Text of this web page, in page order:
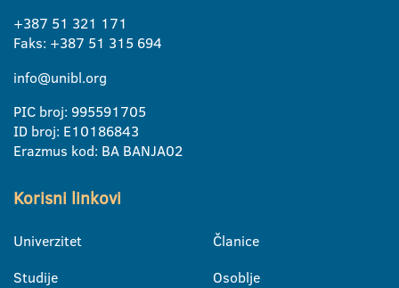
+387 51 321 171
Faks: +387 51 315 694
info@unibl.org
PIC broj: 995591705
ID broj: E10186843
Erazmus kod: BA BANJA02
Korisni linkovi
Univerzitet
Studije
Članice
Osoblje